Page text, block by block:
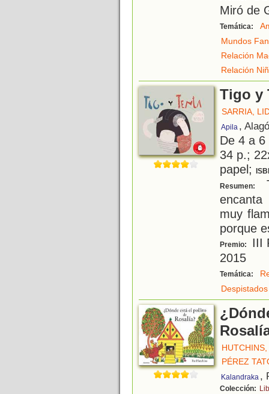
Miró de
Temática:
Mundos
Relación
Relación
Tigo y
SARRIA,
Apila ,
De 4 a
34 p.;
papel;
Resumen:
muy
porque
Premio:
III
2015
Temática:
Despistados
HUTCHINS,
PÉREZ
Kalandraka ,
Colección: